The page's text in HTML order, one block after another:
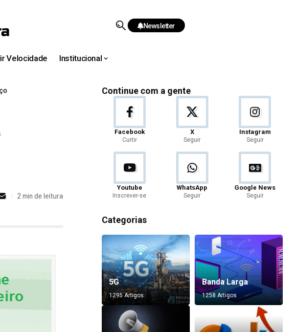
Newsletter
Velocidade Institucional
2 min de leitura
Continue com a gente
Facebook
Curtir
X
Seguir
Instagram
Seguir
Youtube
Inscrever-se
WhatsApp
Seguir
Google News
Seguir
Categorias
5G
1295 Artigos
Banda Larga
1258 Artigos